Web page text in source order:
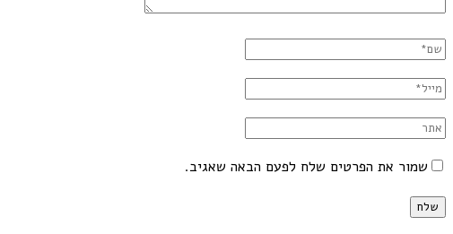
שמור את הפרטים שלח לפעם הבאה שאגיב.